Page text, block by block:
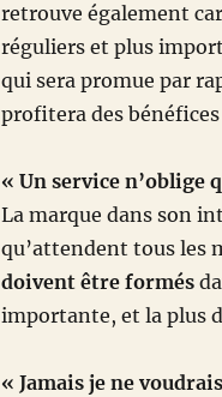
retrouve également
réguliers et plus
qui sera promue par
profitera des
« Un service n’oblige
La marque dans son
qu’attendent tous les
doivent être formés
importante, et la plus
« Jamais je ne